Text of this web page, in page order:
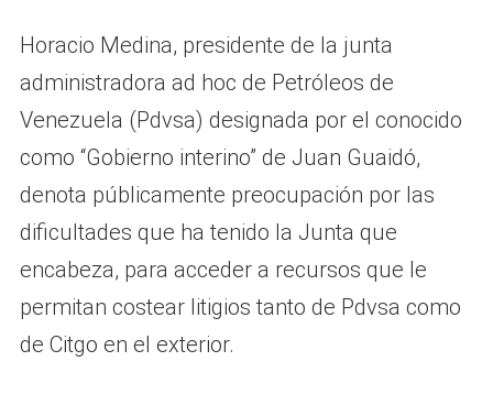
Horacio Medina, presidente de la junta
administradora ad hoc de Petróleos de
Venezuela (Pdvsa) designada por el conocido
como “Gobierno interino” de Juan Guaidó,
denota públicamente preocupación por las
dificultades que ha tenido la Junta que
encabeza, para acceder a recursos que le
permitan costear litigios tanto de Pdvsa como
de Citgo en el exterior.